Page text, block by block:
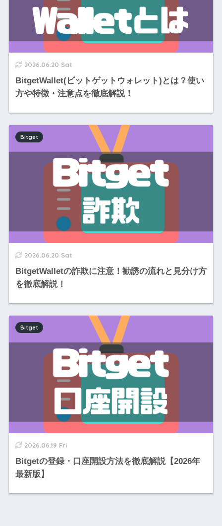
2026.06.20 Sat
BitgetWallet(ビットゲットウォレット)とは？使い
方や特徴・注意点を徹底解説！
2026.06.20 Sat
BitgetWalletの詐欺に注意！勧誘の流れと見分け方
を徹底解説！
Bitget
2026.06.19 Fri
Bitgetの登録・口座開設方法を徹底解説【2026年
最新版】
Bitget